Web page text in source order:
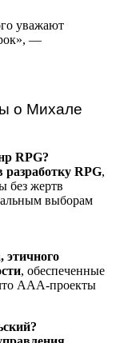
уважают
—
о Михале
RPG?
RPG,
без жертв
выборам
этичного
, обеспеченные
AAA-проекты